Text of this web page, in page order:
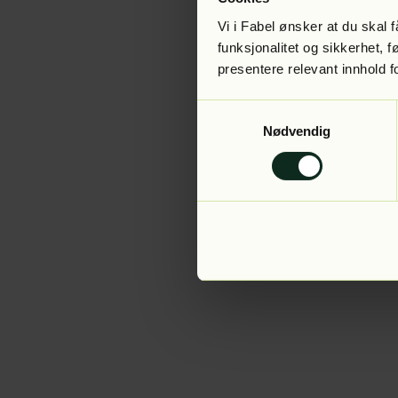
Vi i Fabel ønsker at du skal
funksjonalitet og sikkerhet,
presentere relevant innhold
Nødvendig
Application